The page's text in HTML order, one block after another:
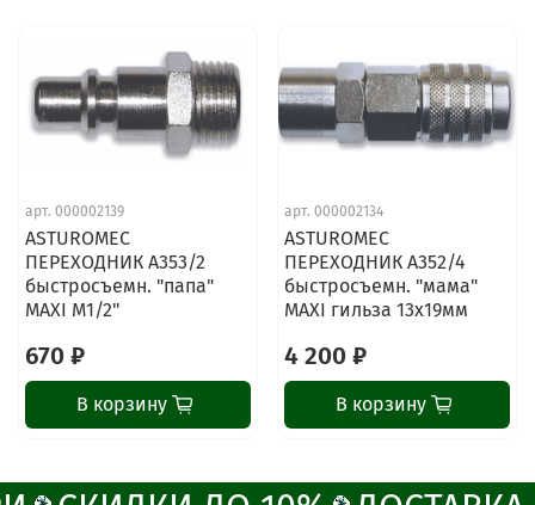
арт. 000002139
ASTUROMEC
ПЕРЕХОДНИК A353/2
быстросъемн. "папа"
MAXI M1/2"
670 ₽
В корзину
арт. 000002134
ASTUROMEC
ПЕРЕХОДНИК A352/4
быстросъемн. "мама"
MAXI гильза 13х19мм
4 200 ₽
В корзину
ChatApp
online
Наши мессенджеры
Свяжитесь с нами через любой удобный
мессенджер!
Написать менеджеру в MAX
Отдел продаж и сервис
Позвонить